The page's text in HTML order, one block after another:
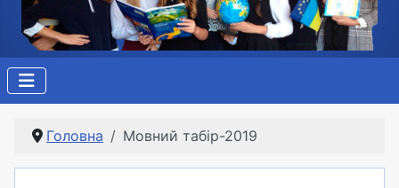
Головна Мовний табір-2019